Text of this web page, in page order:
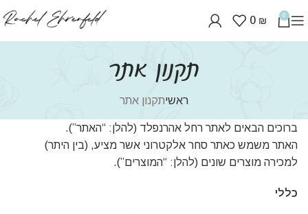
0
0 ₪
תקנון אתר
ראשיתקנון אתר
ברוכים הבאים לאתר רחל אהרנפלד (להלן: “האתר”).
האתר משמש כאתר סחר אלקטרוני אשר מציע, (בין היתר)
למכירה מוצרים שונים (להלן: “המוצרים”).
כללי